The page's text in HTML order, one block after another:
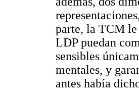
parte, la TCM le
LDP puedan
sensibles
mentales, y
antes había